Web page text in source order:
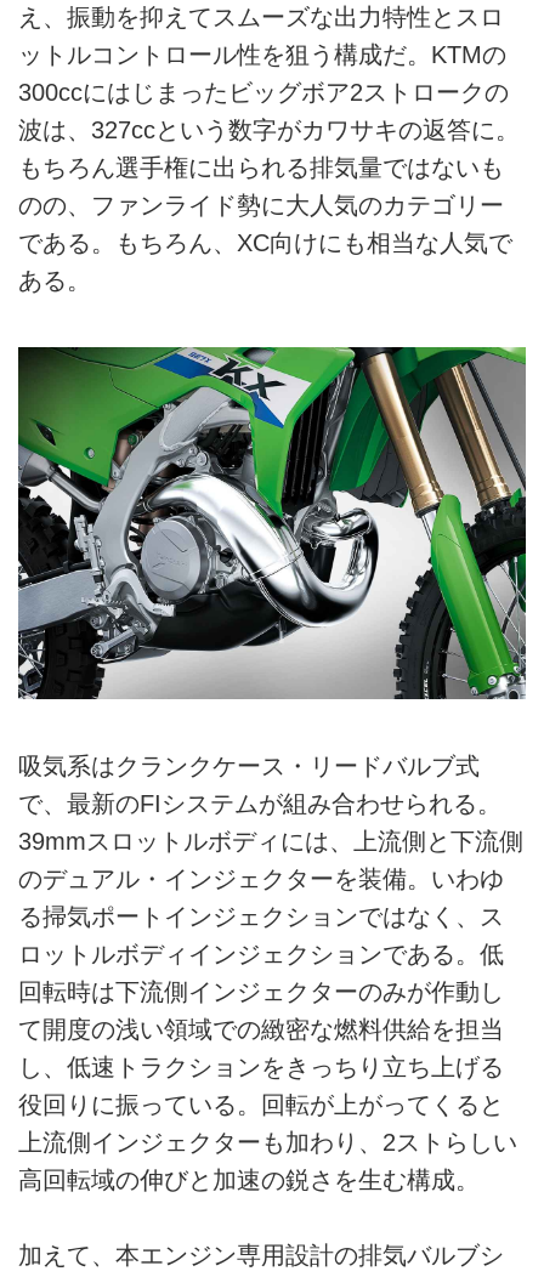
え、振動を抑えてスムーズな出力特性とスロ
ットルコントロール性を狙う構成だ。KTMの
300ccにはじまったビッグボア2ストロークの
波は、327ccという数字がカワサキの返答に。
もちろん選手権に出られる排気量ではないも
のの、ファンライド勢に大人気のカテゴリー
である。もちろん、XC向けにも相当な人気で
ある。
吸気系はクランクケース・リードバルブ式
で、最新のFIシステムが組み合わせられる。
39mmスロットルボディには、上流側と下流側
のデュアル・インジェクターを装備。いわゆ
る掃気ポートインジェクションではなく、ス
ロットルボディインジェクションである。低
回転時は下流側インジェクターのみが作動し
て開度の浅い領域での緻密な燃料供給を担当
し、低速トラクションをきっちり立ち上げる
役回りに振っている。回転が上がってくると
上流側インジェクターも加わり、2ストらしい
高回転域の伸びと加速の鋭さを生む構成。
加えて、本エンジン専用設計の排気バルブシ